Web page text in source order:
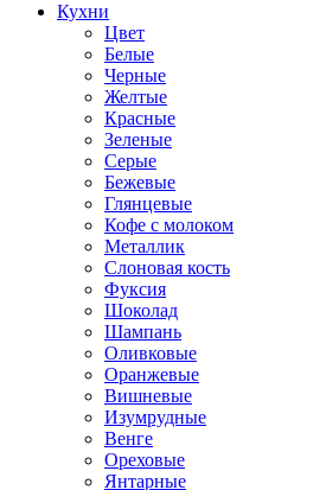
Кухни
Цвет
Белые
Черные
Желтые
Красные
Зеленые
Серые
Бежевые
Глянцевые
Кофе с молоком
Металлик
Слоновая кость
Фуксия
Шоколад
Шампань
Оливковые
Оранжевые
Вишневые
Изумрудные
Венге
Ореховые
Янтарные